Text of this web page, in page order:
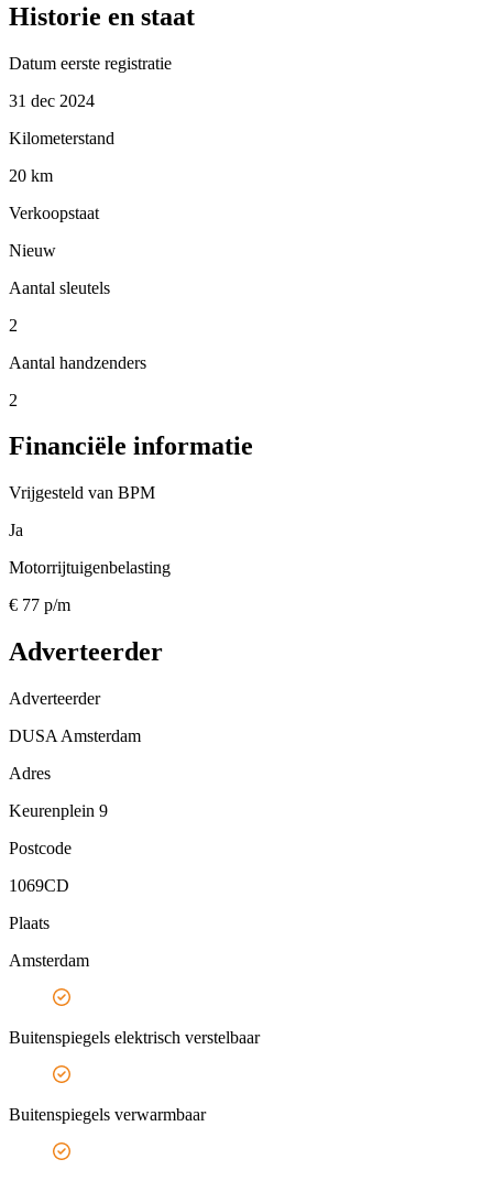
Historie en staat
Datum eerste registratie
31 dec 2024
Kilometerstand
20 km
Verkoopstaat
Nieuw
Aantal sleutels
2
Aantal handzenders
2
Financiële informatie
Vrijgesteld van BPM
Ja
Motorrijtuigenbelasting
€ 77 p/m
Adverteerder
Adverteerder
DUSA Amsterdam
Adres
Keurenplein 9
Postcode
1069CD
Plaats
Amsterdam
Buitenspiegels elektrisch verstelbaar
Buitenspiegels verwarmbaar